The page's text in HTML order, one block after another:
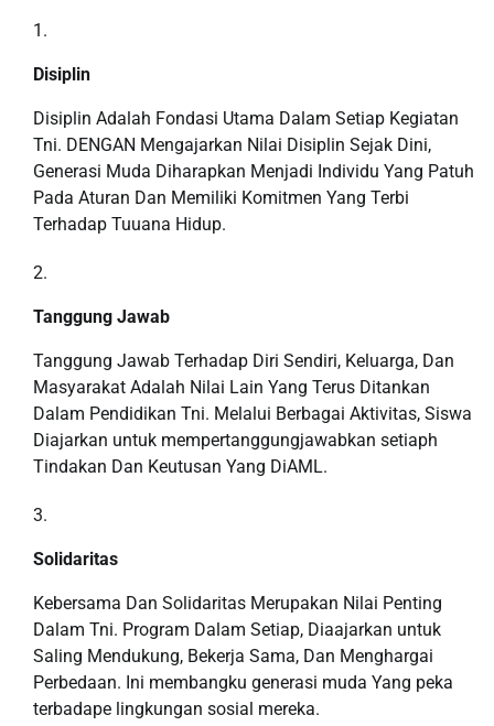
Disiplin
Disiplin Adalah Fondasi Utama Dalam Setiap Kegiatan
Tni. DENGAN Mengajarkan Nilai Disiplin Sejak Dini,
Generasi Muda Diharapkan Menjadi Individu Yang Patuh
Pada Aturan Dan Memiliki Komitmen Yang Terbi
Terhadap Tuuana Hidup.
Tanggung Jawab
Tanggung Jawab Terhadap Diri Sendiri, Keluarga, Dan
Masyarakat Adalah Nilai Lain Yang Terus Ditankan
Dalam Pendidikan Tni. Melalui Berbagai Aktivitas, Siswa
Diajarkan untuk mempertanggungjawabkan setiaph
Tindakan Dan Keutusan Yang DiAML.
Solidaritas
Kebersama Dan Solidaritas Merupakan Nilai Penting
Dalam Tni. Program Dalam Setiap, Diaajarkan untuk
Saling Mendukung, Bekerja Sama, Dan Menghargai
Perbedaan. Ini membangku generasi muda Yang peka
terbadape lingkungan sosial mereka.